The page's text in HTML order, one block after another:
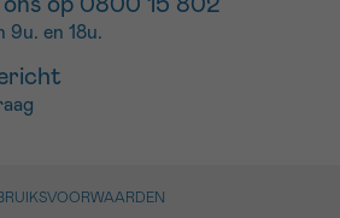
9u. en 18u.